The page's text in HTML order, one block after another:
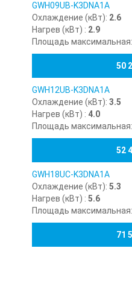
GWH09UB-K3DNA1A
Охлаждение (кВт): 2.6
Нагрев (кВт) : 2.9
Площадь максимальная:
50
GWH12UB-K3DNA1A
Охлаждение (кВт): 3.5
Нагрев (кВт) : 4.0
Площадь максимальная:
52
GWH18UC-K3DNA1A
Охлаждение (кВт): 5.3
Нагрев (кВт) : 5.6
Площадь максимальная:
71